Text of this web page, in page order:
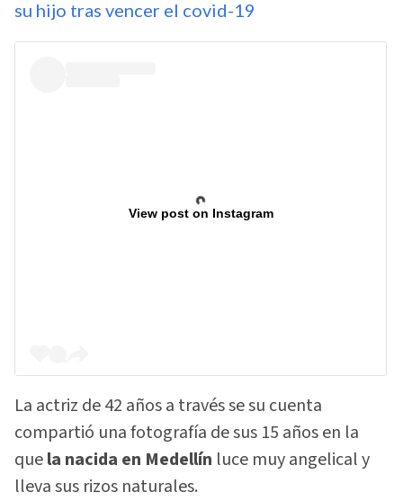
su hijo tras vencer el covid-19
View post on Instagram
La actriz de 42 años a través se su cuenta
compartió una fotografía de sus 15 años en la
quela nacida en Medellín luce muy angelical y
lleva sus rizos naturales.